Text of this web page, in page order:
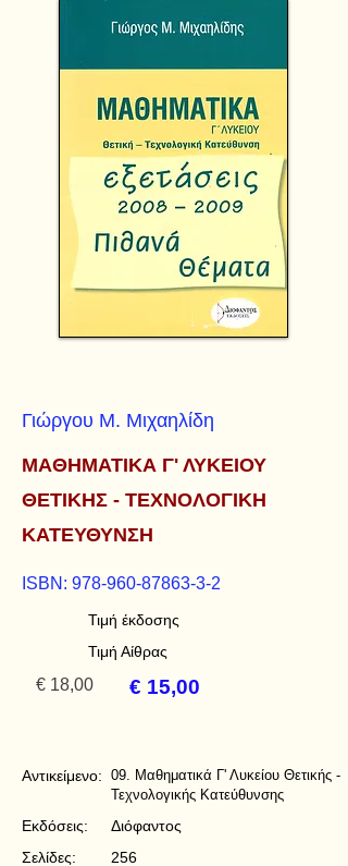
Γιώργου Μ. Μιχαηλίδη
ΜΑΘΗΜΑΤΙΚΑ Γ' ΛΥΚΕΙΟΥ
ΘΕΤΙΚΗΣ - ΤΕΧΝΟΛΟΓΙΚΗ
ΚΑΤΕΥΘΥΝΣΗ
ISBN: 978-960-87863-3-2
Τιμή έκδοσης
Τιμή Αίθρας
€ 18,00 € 15,00
Αντικείμενο:
Εκδόσεις:
Σελίδες:
09. Μαθηματικά Γ' Λυκείου Θετικής -
Τεχνολογικής Κατεύθυνσης
Διόφαντος
256